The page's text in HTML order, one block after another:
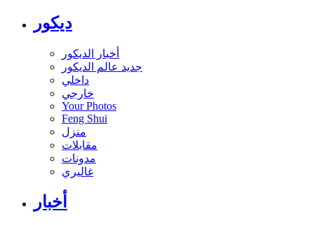
ديكور
أخبار الديكور
جديد عالم الديكور
داخلي
خارجي
Your Photos
Feng Shui
منزل
مقابلات
مدونات
غاليري
أخبار